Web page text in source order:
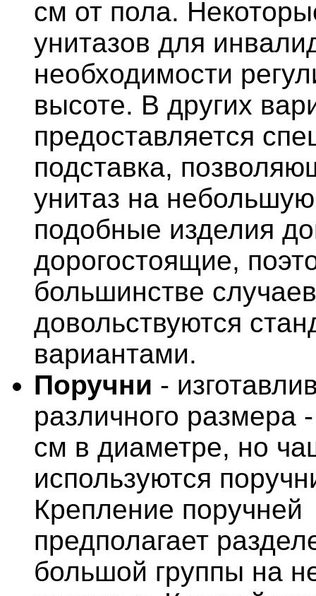
см от пола.
унитазов для
необходимости
высоте. В других
предоставляется
подставка,
унитаз на
подобные изделия
дорогостоящие,
большинстве случаев
довольствуются
вариантами.
Поручни -
различного размера
см в диаметре, но
используются
Крепление поручней
предполагает
большой группы на